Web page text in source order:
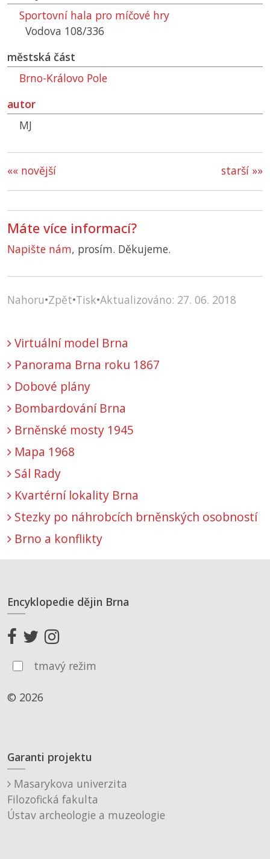
Sportovní hala pro míčové hry
Vodova 108/336
městská část
Brno-Královo Pole
autor
MJ
starší »»
«« novější
Máte více informací?
Napište nám, prosím. Děkujeme.
Nahoru•Zpět•Tisk•Aktualizováno: 27. 06. 2018
Virtuální model Brna
Panorama Brna roku 1867
Dobové plány
Bombardování Brna
Brněnské mosty 1945
Mapa 1968
Sál Rady
Kvartérní lokality Brna
Stezky po náhrobcích brněnských osobností
Brno a konflikty
Encyklopedie dějin Brna
tmavý režim
© 2026
Garanti projektu
Masarykova univerzita
Filozofická fakulta
Ústav archeologie a muzeologie